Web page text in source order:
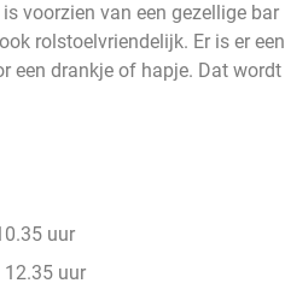
voorzien van een gezellige bar
rolstoelvriendelijk. Er is er een
een drankje of hapje. Dat wordt
uur
12.35 uur